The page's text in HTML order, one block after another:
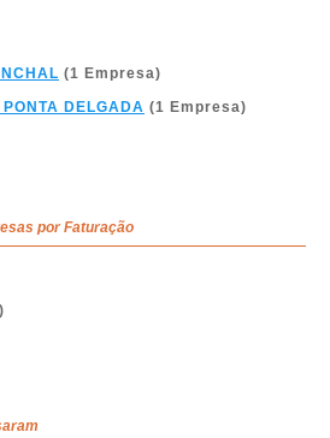
(1 Empresa)
DELGADA (1 Empresa)
por Faturação